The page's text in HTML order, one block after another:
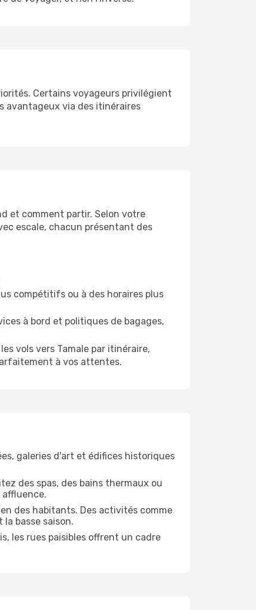
Certains voyageurs privilégient
avantageux via des itinéraires
et comment partir. Selon votre
escale, chacun présentant des
compétitifs ou à des horaires plus
à bord et politiques de bagages,
vols vers Tamale par itinéraire,
à vos attentes.
galeries d'art et édifices historiques
des spas, des bains thermaux ou
affluence.
des habitants. Des activités comme
basse saison.
les rues paisibles offrent un cadre